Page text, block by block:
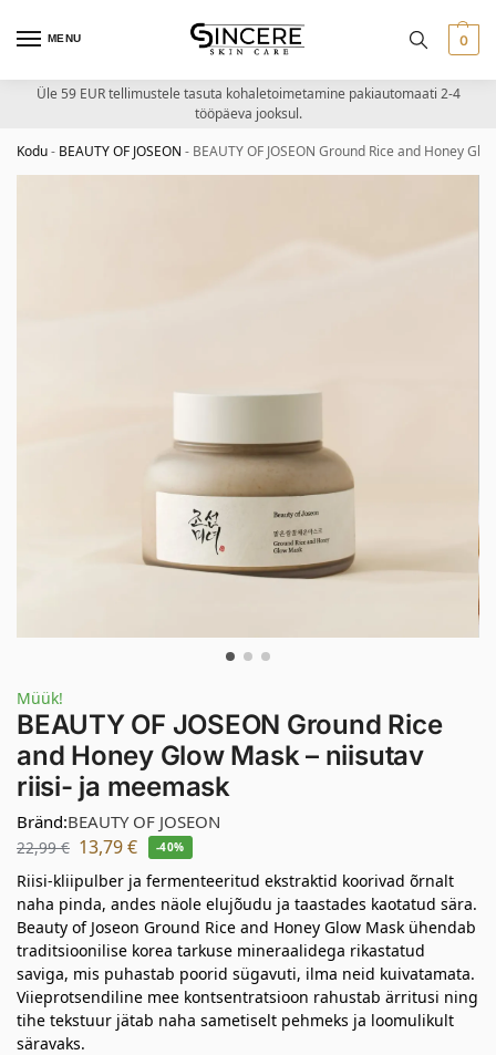
MENU 0
Üle 59 EUR tellimustele tasuta kohaletoimetamine pakiautomaati 2-4
tööpäeva jooksul.
Kodu- BEAUTY OF JOSEON - BEAUTY OF JOSEON Ground Rice and Honey
Müük!
BEAUTY OF JOSEON Ground Rice
and Honey Glow Mask – niisutav
riisi- ja meemask
Bränd:BEAUTY OF JOSEON
22,99€ 13,79€ -40%
Riisi-kliipulber ja fermenteeritud ekstraktid koorivad õrnalt
naha pinda, andes näole elujõudu ja taastades kaotatud sära.
Beauty of Joseon Ground Rice and Honey Glow Mask ühendab
traditsioonilise korea tarkuse mineraalidega rikastatud
saviga, mis puhastab poorid sügavuti, ilma neid kuivatamata.
Viieprotsendiline mee kontsentratsioon rahustab ärritusi ning
tihe tekstuur jätab naha sametiselt pehmeks ja loomulikult
säravaks.